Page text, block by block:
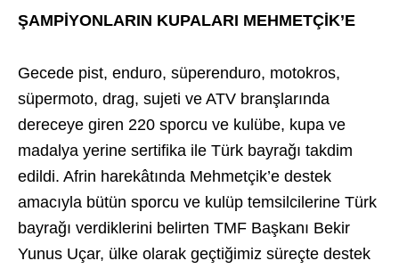
ŞAMPİYONLARIN KUPALARI MEHMETÇİK’E
Gecede pist, enduro, süperenduro, motokros,
süpermoto, drag, sujeti ve ATV branşlarında
dereceye giren 220 sporcu ve kulübe, kupa ve
madalya yerine sertifika ile Türk bayrağı takdim
edildi. Afrin harekâtında Mehmetçik’e destek
amacıyla bütün sporcu ve kulüp temsilcilerine Türk
bayrağı verdiklerini belirten TMF Başkanı Bekir
Yunus Uçar, ülke olarak geçtiğimiz süreçte destek